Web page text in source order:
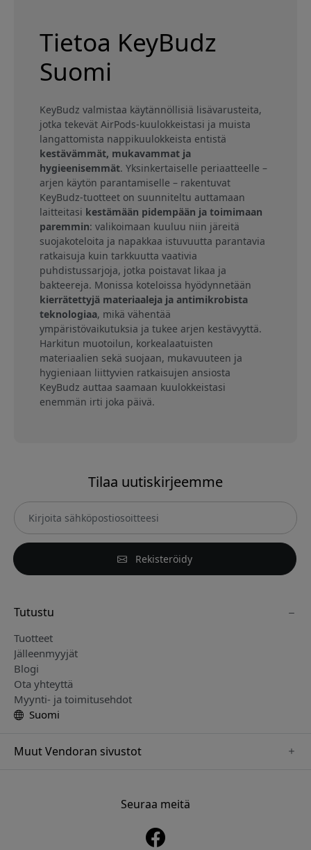
Tietoa KeyBudz
Suomi
KeyBudz valmistaa käytännöllisiä lisävarusteita,
jotka tekevät AirPods-kuulokkeistasi ja muista
langattomista nappikuulokkeista entistä
kestävämmät, mukavammat ja
hygieenisemmät. Yksinkertaiselle periaatteelle –
arjen käytön parantamiselle – rakentuvat
KeyBudz-tuotteet on suunniteltu auttamaan
laitteitasi kestämään pidempään ja toimimaan
paremmin: valikoimaan kuuluu niin järeitä
suojakoteloita ja napakkaa istuvuutta parantavia
ratkaisuja kuin tarkkuutta vaativia
puhdistussarjoja, jotka poistavat likaa ja
bakteereja. Monissa koteloissa hyödynnetään
kierrätettyjä materiaaleja ja antimikrobista
teknologiaa, mikä vähentää
ympäristövaikutuksia ja tukee arjen kestävyyttä.
Harkitun muotoilun, korkealaatuisten
materiaalien sekä suojaan, mukavuuteen ja
hygieniaan liittyvien ratkaisujen ansiosta
KeyBudz auttaa saamaan kuulokkeistasi
enemmän irti joka päivä.
Tilaa uutiskirjeemme
Rekisteröidy
Tutustu
Tuotteet
Jälleenmyyjät
Blogi
Ota yhteyttä
Myynti- ja toimitusehdot
Suomi
Muut Vendoran sivustot
Seuraa meitä